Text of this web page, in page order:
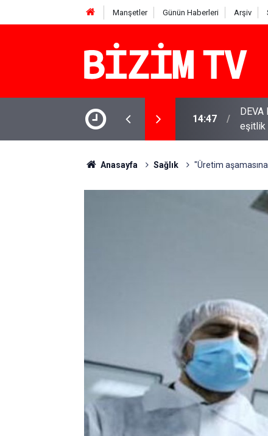
Manşetler Günün Haberleri Arşiv
Gram, çeyrek ve Cumhuriyet altını bugün
14:47
DEVA
eşitlik
Anasayfa Sağlık "Üretim aşamasına